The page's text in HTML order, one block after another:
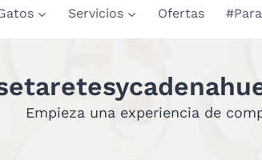
Servicios Ofertas
Empieza una experiencia de